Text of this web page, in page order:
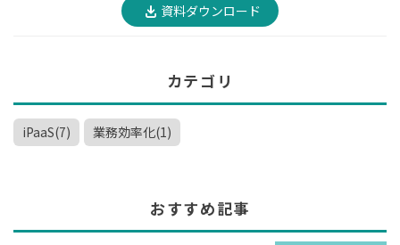
資料ダウンロード
カテゴリ
iPaaS(7) 業務効率化(1)
おすすめ記事